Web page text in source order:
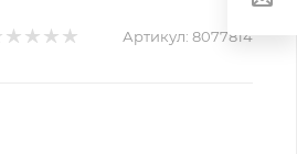
Артикул: 8077814